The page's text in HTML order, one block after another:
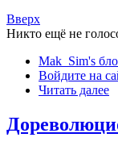
Вверх
Никто ещё не
Mak_Sim's
Войдите на
Читать далее